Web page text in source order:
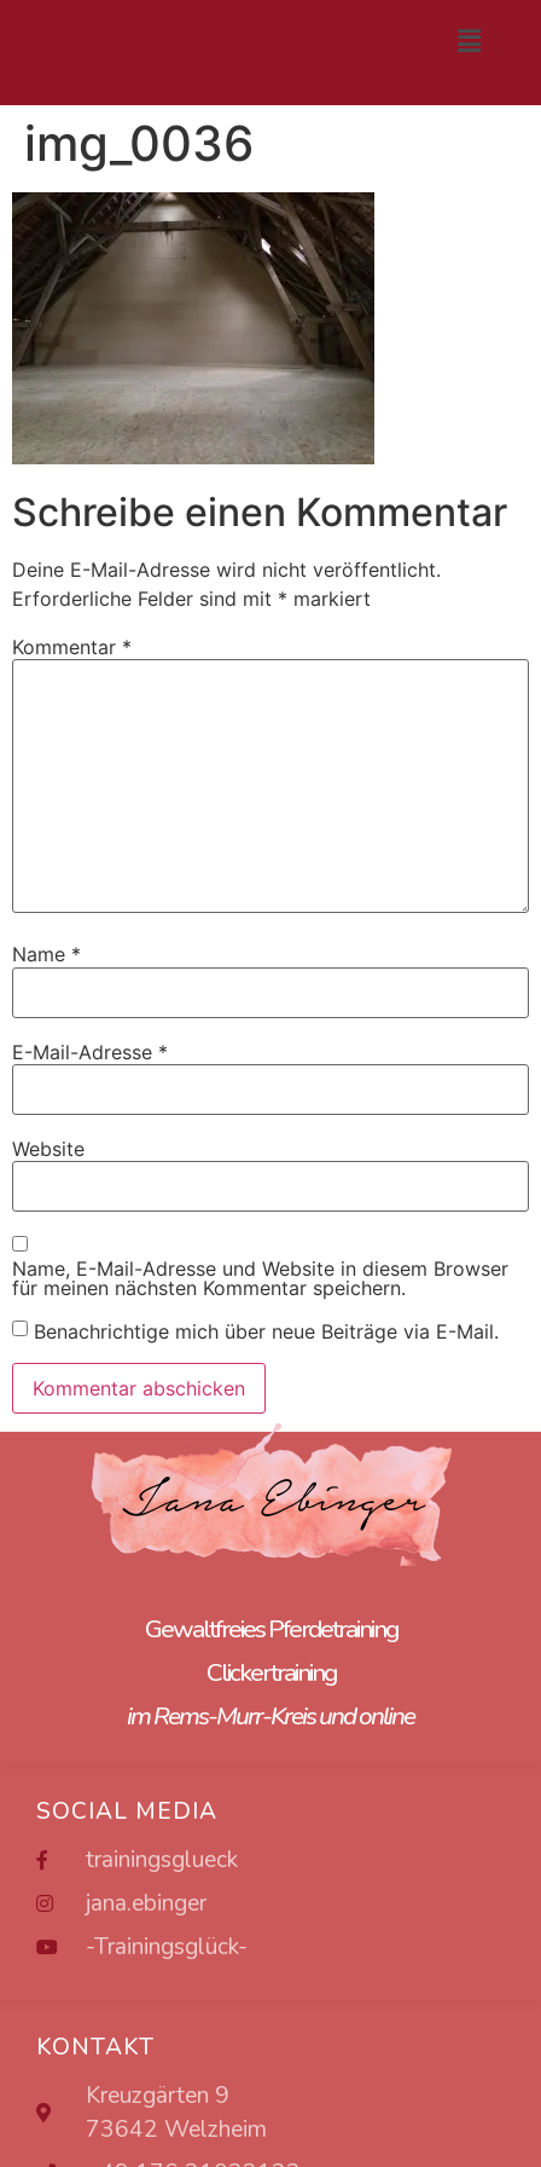
img_0036
Schreibe einen Kommentar
Deine E-Mail-Adresse wird nicht veröffentlicht.
Erforderliche Felder sind mit * markiert
Kommentar *
Name *
E-Mail-Adresse *
Website
Name, E-Mail-Adresse und Website in diesem Browser
für meinen nächsten Kommentar speichern.
Benachrichtige mich über neue Beiträge via E-Mail.
KONTAKT
Kreuzgärten 9
73642 Welzheim
SOCIAL MEDIA
trainingsglueck
jana.ebinger
-Trainingsglück-
Gewaltfreies Pferdetraining
Clickertraining
im Rems-Murr-Kreis und online